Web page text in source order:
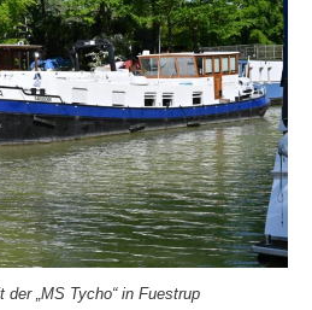
„MS Tycho“ in Fuestrup